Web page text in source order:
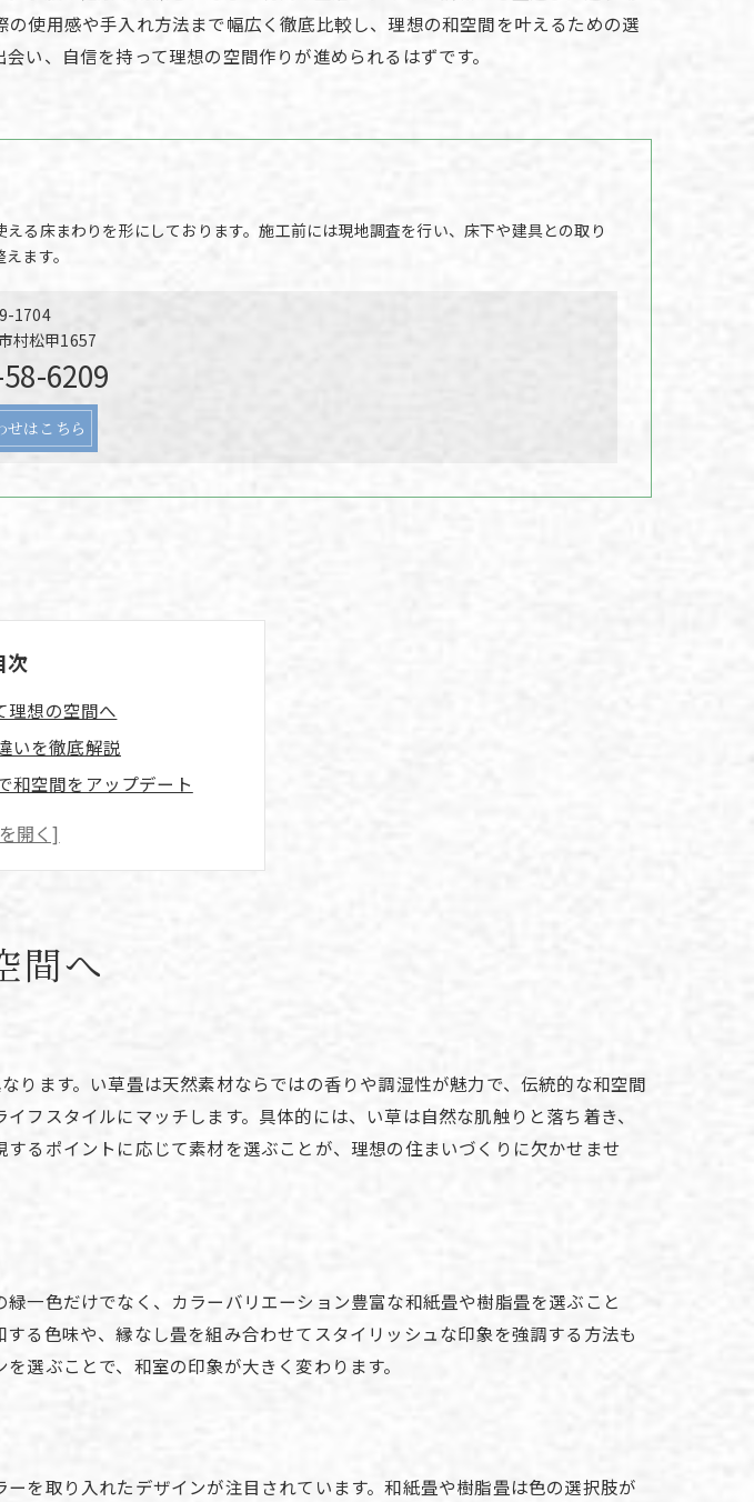
使用感や手入れ方法まで幅広く徹底比較し、理想の和空間を叶えるための選
い、自信を持って理想の空間作りが進められるはずです。
る床まわりを形にしております。施工前には現地調査を行い、床下や建具との取り
ます。
1704
村松甲1657
6209
せはこちら
次
理想の空間へ
いを徹底解説
和空間をアップデート
ンの最新トレンド
る理由とは
デメリットを解説
いをわかりやすく紹介
進化とその魅力
効な畳の選び方
入れ方法を伝授
のメンテナンス術
畳素材の選定
間へ
ます。い草畳は天然素材ならではの香りや調湿性が魅力で、伝統的な和空間
フスタイルにマッチします。具体的には、い草は自然な肌触りと落ち着き、
るポイントに応じて素材を選ぶことが、理想の住まいづくりに欠かせませ
一色だけでなく、カラーバリエーション豊富な和紙畳や樹脂畳を選ぶこと
る色味や、縁なし畳を組み合わせてスタイリッシュな印象を強調する方法も
選ぶことで、和室の印象が大きく変わります。
を取り入れたデザインが注目されています。和紙畳や樹脂畳は色の選択肢が